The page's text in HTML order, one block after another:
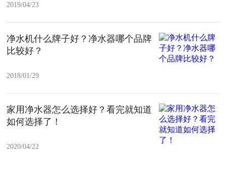
2019/04/23
净水机什么牌子好？净水器哪个品牌
比较好？
2018/01/29
家用净水器怎么选择好？看完就知道
如何选择了！
2020/04/22